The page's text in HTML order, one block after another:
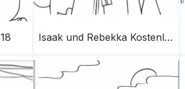
Isaak und Rebekka Kostenlos zum Ausdrucken